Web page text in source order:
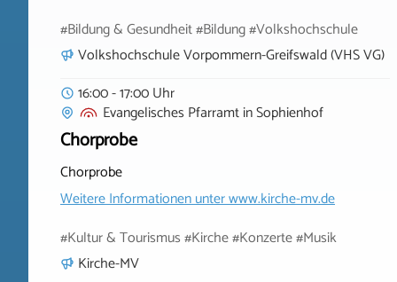
#Bildung & Gesundheit #Bildung #Volkshochschule
Volkshochschule Vorpommern-Greifswald (VHS VG)
16:00 - 17:00 Uhr
Evangelisches PfarramtinSophienhof
Chorprobe
Chorprobe
Weitere Informationen unterwww.kirche-mv.de
#Kultur & Tourismus #Kirche #Konzerte #Musik
Kirche-MV